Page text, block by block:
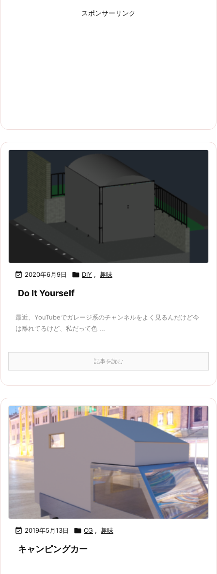
スポンサーリンク
 2020年6月9日  DIY , 趣味
Do It Yourself
最近、YouTubeでガレージ系のチャンネルをよく見るんだけど今
は離れてるけど、私だって色 ...
記事を読む
 2019年5月13日  CG , 趣味
キャンピングカー